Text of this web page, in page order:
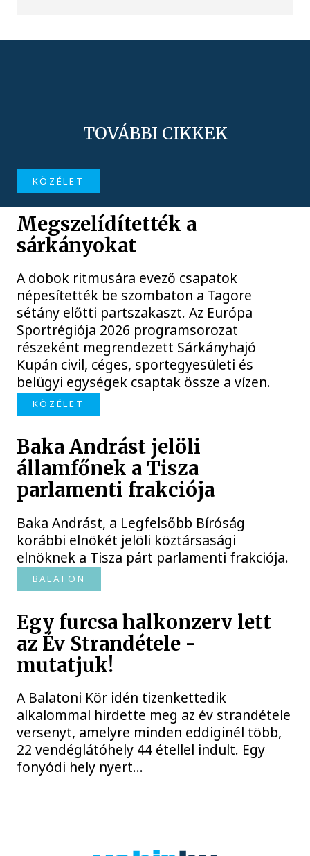
TOVÁBBI CIKKEK
KÖZÉLET
Megszelídítették a
sárkányokat
A dobok ritmusára evező csapatok
népesítették be szombaton a Tagore
sétány előtti partszakaszt. Az Európa
Sportrégiója 2026 programsorozat
részeként megrendezett Sárkányhajó
Kupán civil, céges, sportegyesületi és
belügyi egységek csaptak össze a vízen.
KÖZÉLET
Baka Andrást jelöli
államfőnek a Tisza
parlamenti frakciója
Baka Andrást, a Legfelsőbb Bíróság
korábbi elnökét jelöli köztársasági
elnöknek a Tisza párt parlamenti frakciója.
BALATON
Egy furcsa halkonzerv lett
az Év Strandétele -
mutatjuk!
A Balatoni Kör idén tizenkettedik
alkalommal hirdette meg az év strandétele
versenyt, amelyre minden eddiginél több,
22 vendéglátóhely 44 étellel indult. Egy
fonyódi hely nyert...